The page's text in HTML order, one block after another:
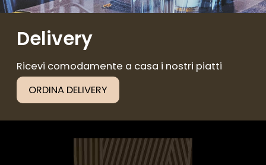
Delivery
Ricevi comodamente a casa i nostri piatti
ORDINA DELIVERY